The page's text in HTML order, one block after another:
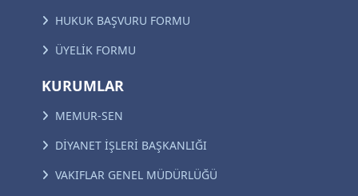
HUKUK BAŞVURU FORMU
ÜYELİK FORMU
KURUMLAR
MEMUR-SEN
DİYANET İŞLERİ BAŞKANLIĞI
VAKIFLAR GENEL MÜDÜRLÜĞÜ